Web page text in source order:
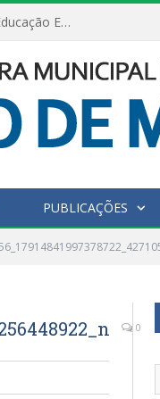
Inteligência Artificial e Tecnologia Assistiva: Inovando a Educação Especial e Inclusiva
PUBLICAÇÕES
0